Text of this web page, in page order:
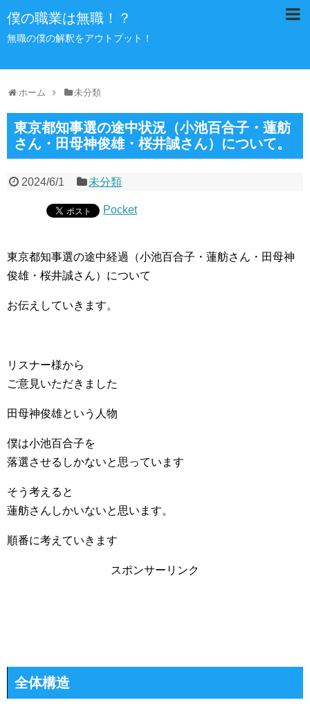
僕の職業は無職！？
無職の僕の解釈をアウトプット！
ホーム 未分類
東京都知事選の途中状況（小池百合子・蓮舫
さん・田母神俊雄・桜井誠さん）について。
2024/6/1 未分類
Pocket
東京都知事選の途中経過（小池百合子・蓮舫さん・田母神
俊雄・桜井誠さん）について
お伝えしていきます。
リスナー様から
ご意見いただきました
田母神俊雄という人物
僕は小池百合子を
落選させるしかないと思っています
そう考えると
蓮舫さんしかいないと思います。
順番に考えていきます
スポンサーリンク
全体構造